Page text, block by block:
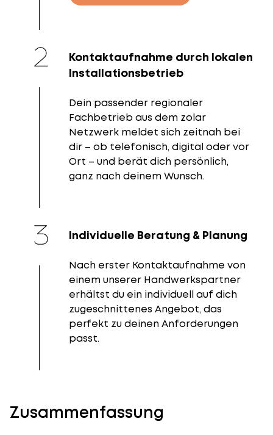
Kontaktaufnahme durch lokalen
Installationsbetrieb
Dein passender regionaler
Fachbetrieb aus dem zolar
Netzwerk meldet sich zeitnah bei
dir – ob telefonisch, digital oder vor
Ort – und berät dich persönlich,
ganz nach deinem Wunsch.
Individuelle Beratung & Planung
Nach erster Kontaktaufnahme von
einem unserer Handwerkspartner
erhältst du ein individuell auf dich
zugeschnittenes Angebot, das
perfekt zu deinen Anforderungen
passt.
Zusammenfassung